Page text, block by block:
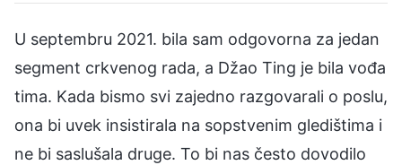
U septembru 2021. bila sam odgovorna za jedan
segment crkvenog rada, a Džao Ting je bila vođa
tima. Kada bismo svi zajedno razgovarali o poslu,
ona bi uvek insistirala na sopstvenim gledištima i
ne bi saslušala druge. To bi nas često dovodilo